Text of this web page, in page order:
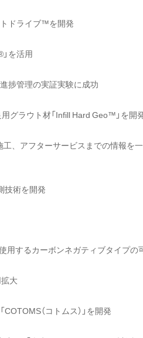
ドライブ™を開発
を活用
捗管理の実証実験に成功
グラウト材「Infill Hard Geo™」を開
、アフターサービスまでの情報を
技術を開発
用するカーボンネガティブタイプ
大
（コトムス）」を開発